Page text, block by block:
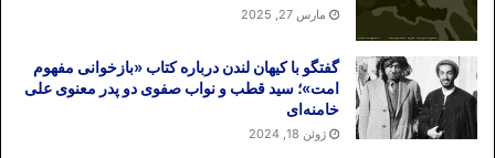
مارس 27, 2025
گفتگو با کیهان لندن درباره کتاب «بازخوانی مفهوم
امت»؛ سید قطب و نواب صفوی دو پدر معنوی علی
خامنه‌ای
ژوئن 18, 2024